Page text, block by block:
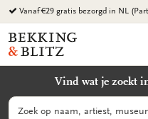
Ga
naar
content
Vanaf €29 gratis bezorgd in NL
Bekking
&
B.V.
Vind wat je zoekt
Zoeken